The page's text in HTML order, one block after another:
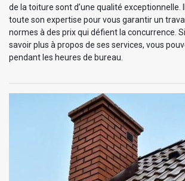
de la toiture sont d’une qualité
toute son expertise pour vous garantir un
normes à des prix qui défient la concurrence.
savoir plus à propos de ses services, vous
pendant les heures de bureau.